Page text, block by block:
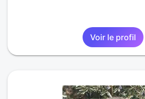
Voir le profil